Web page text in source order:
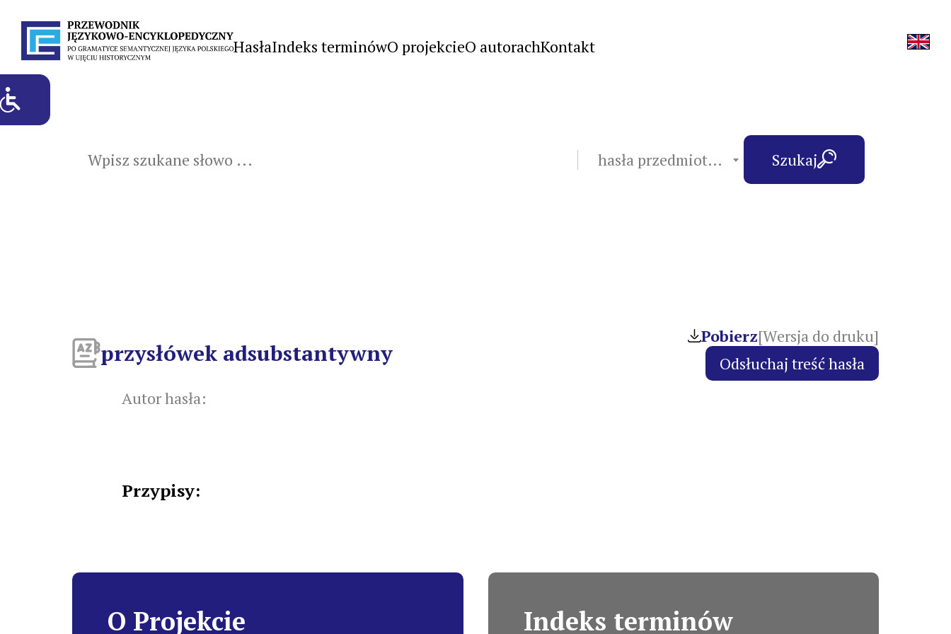
HasłaIndeks terminówO projekcieO autorachKontakt
hasła przedmiotowe Szukaj
przysłówek adsubstantywny
Pobierz[Wersja do druku]
Autor hasła:
Przypisy:
O Projekcie Indeks terminów